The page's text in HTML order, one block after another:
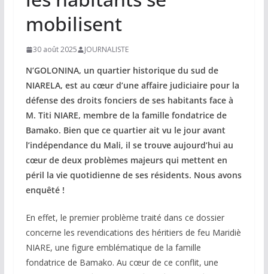
mobilisent
30 août 2025 JOURNALISTE
N’GOLONINA, un quartier historique du sud de
NIARELA, est au cœur d’une affaire judiciaire pour la
défense des droits fonciers de ses habitants face à
M. Titi NIARE, membre de la famille fondatrice de
Bamako. Bien que ce quartier ait vu le jour avant
l’indépendance du Mali, il se trouve aujourd’hui au
cœur de deux problèmes majeurs qui mettent en
péril la vie quotidienne de ses résidents. Nous avons
enquêté !
En effet, le premier problème traité dans ce dossier
concerne les revendications des héritiers de feu Maridiè
NIARE, une figure emblématique de la famille
fondatrice de Bamako. Au cœur de ce conflit, une